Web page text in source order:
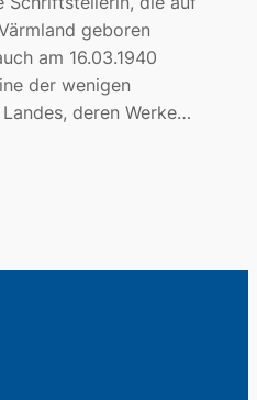
geboren
am 16.03.1940
der wenigen
deren Werke…